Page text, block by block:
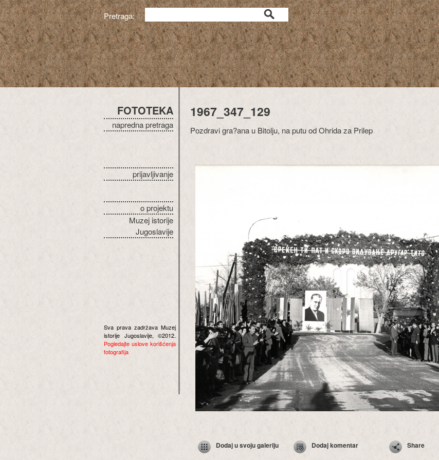
Pretraga:
FOTOTEKA
napredna pretraga
prijavljivanje
o projektu
Muzej istorije
Jugoslavije
Sva prava zadržava Muzej
istorije Jugoslavije, ©2012.
Pogledajte uslove korišćenja
fotografija
1967_347_129
Pozdravi gra?ana u Bitolju, na putu od Ohrida za Prilep
Dodaj u svoju galeriju Dodaj komentar Share